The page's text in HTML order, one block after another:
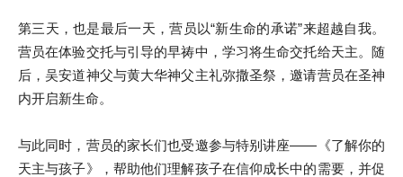
第三天，也是最后一天，营员以“新生命的承诺”来超越自我。
营员在体验交托与引导的早祷中，学习将生命交托给天主。随
后，吴安道神父与黄大华神父主礼弥撒圣祭，邀请营员在圣神
内开启新生命。
与此同时，营员的家长们也受邀参与特别讲座——《了解你的
天主与孩子》，帮助他们理解孩子在信仰成长中的需要，并促